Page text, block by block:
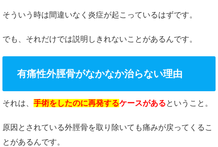
そういう時は間違いなく炎症が起こっているはずです。
でも、それだけでは説明しきれないことがあるんです。
有痛性外脛骨がなかなか治らない理由
それは、 手術をしたのに再発するケースがあるということ。
原因とされている外脛骨を取り除いても痛みが戻ってくるこ
とがあるんです。